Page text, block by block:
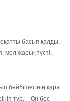
басып қалды.
мол жарық түсті.
бәйбішесінің қара
тұр. – Он бес